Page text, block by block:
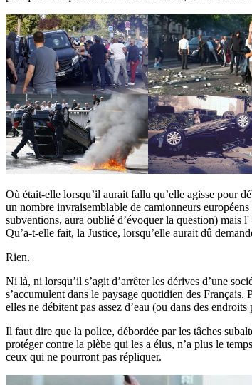
Où était-elle lorsqu’il aurait fallu qu’elle agisse pour
un nombre invraisemblable de camionneurs
subventions, aura oublié d’évoquer la question) mais
Qu’a-t-elle fait, la Justice, lorsqu’elle aurait dû
Rien.
Ni là, ni lorsqu’il s’agit d’arrêter les dérives d’une
s’accumulent dans le paysage quotidien des Français.
elles ne débitent pas assez d’eau (ou dans des
Il faut dire que la police, débordée par les tâches
protéger contre la plèbe qui les a élus, n’a plus le
ceux qui ne pourront pas répliquer.